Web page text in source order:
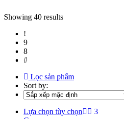
Túi giữ nhiệt đóng vai trò quan trọng
của nhiều mô hình kinh doanh.
Túi giữ nhiệt EcozyPack không chỉ
Với quy trình sản xuất hiện đại và dịch
Hãy chọn EcozyPack– người bạn
Showing 40 results
Lọc sản phẩm
Sort by:
Lựa chọn tùy chọn